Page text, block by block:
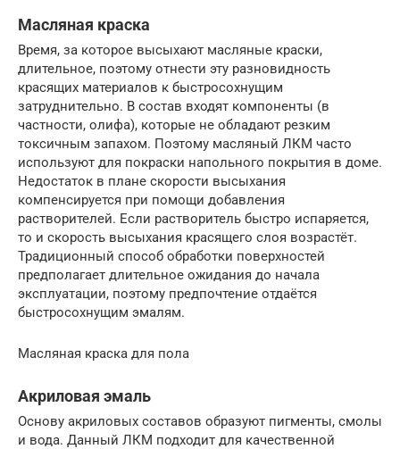
Масляная краска
Время, за которое высыхают масляные краски,
длительное, поэтому отнести эту разновидность
красящих материалов к быстросохнущим
затруднительно. В состав входят компоненты (в
частности, олифа), которые не обладают резким
токсичным запахом. Поэтому масляный ЛКМ часто
используют для покраски напольного покрытия в доме.
Недостаток в плане скорости высыхания
компенсируется при помощи добавления
растворителей. Если растворитель быстро испаряется,
то и скорость высыхания красящего слоя возрастёт.
Традиционный способ обработки поверхностей
предполагает длительное ожидания до начала
эксплуатации, поэтому предпочтение отдаётся
быстросохнущим эмалям.
Масляная краска для пола
Акриловая эмаль
Основу акриловых составов образуют пигменты, смолы
и вода. Данный ЛКМ подходит для качественной